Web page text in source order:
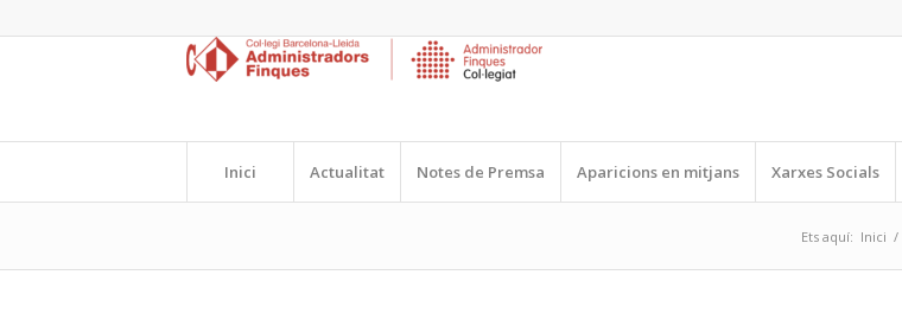
Inici Actualitat Notes de Premsa Aparicions en mitjans Xarxes Socials
Ets aquí: Inici /